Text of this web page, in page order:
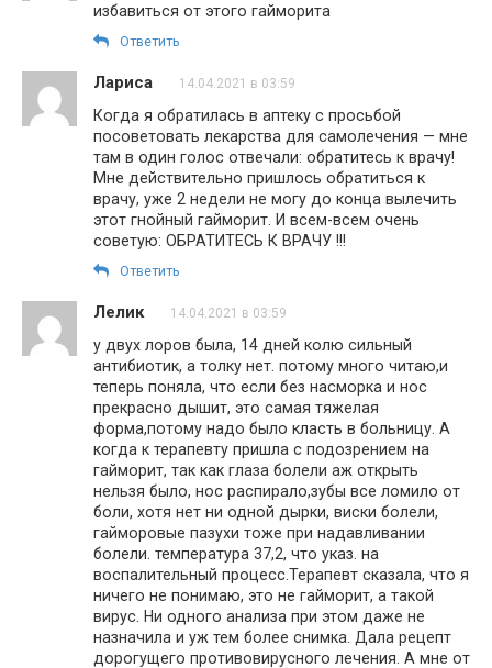
избавиться от этого гайморита
Ответить
Лариса 14.04.2021 в 03:59
Когда я обратилась в аптеку с просьбой
посоветовать лекарства для самолечения — мне
там в один голос отвечали: обратитесь к врачу!
Мне действительно пришлось обратиться к
врачу, уже 2 недели не могу до конца вылечить
этот гнойный гайморит. И всем-всем очень
советую: ОБРАТИТЕСЬ К ВРАЧУ !!!
Ответить
Лелик 14.04.2021 в 03:59
у двух лоров была, 14 дней колю сильный
антибиотик, а толку нет. потому много читаю,и
теперь поняла, что если без насморка и нос
прекрасно дышит, это самая тяжелая
форма,потому надо было класть в больницу. А
когда к терапевту пришла с подозрением на
гайморит, так как глаза болели аж открыть
нельзя было, нос распирало,зубы все ломило от
боли, хотя нет ни одной дырки, виски болели,
гайморовые пазухи тоже при надавливании
болели. температура 37,2, что указ. на
воспалительный процесс.Терапевт сказала, что я
ничего не понимаю, это не гайморит, а такой
вирус. Ни одного анализа при этом даже не
назначила и уж тем более снимка. Дала рецепт
дорогущего противовирусного лечения. А мне от